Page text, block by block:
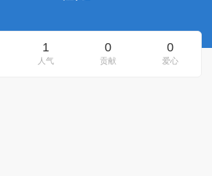
1
人气
0
贡献
0
爱心